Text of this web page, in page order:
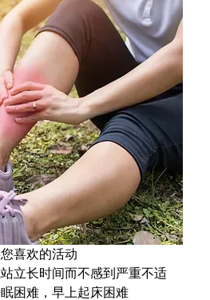
喜欢的活动
立长时间而不感到严重不适
困难，早上起床困难